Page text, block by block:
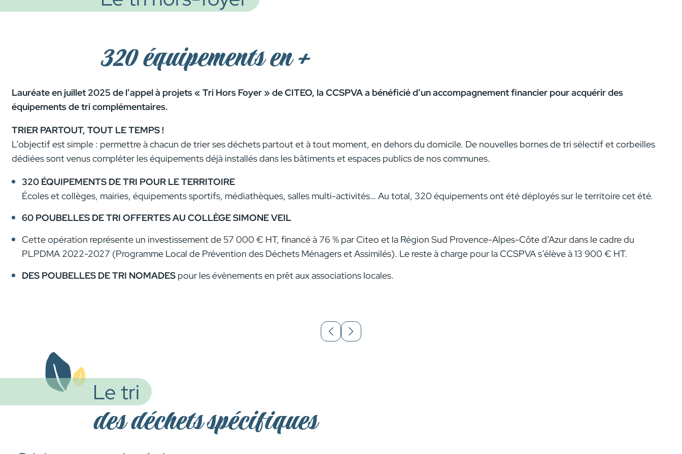
320 équipements en +
Lauréate en juillet 2025 de l’appel à projets « Tri Hors Foyer » deCITEO, la CCSPVA a bénéficié d’un accompagnement financier pour acquérir des
équipements de tri complémentaires.
TRIER PARTOUT, TOUT LE TEMPS !
L’objectif est simple : permettre à chacun de trier ses déchets partout et à tout moment, en dehors du domicile. De nouvelles bornes de tri sélectif et corbeilles
dédiées sont venus compléter les équipements déjà installés dans les bâtiments et espaces publics de nos communes.
320 ÉQUIPEMENTS DE TRI POUR LE TERRITOIRE
Écoles et collèges, mairies, équipements sportifs, médiathèques, salles multi-activités… Au total, 320 équipements ont été déployés sur le territoire cet été.
60 POUBELLES DE TRI OFFERTES AU COLLÈGE SIMONE VEIL
Cette opération représente un investissement de 57 000 € HT, financé à 76 % par Citeo et la Région Sud Provence-Alpes-Côte d’Azur dans le cadre du
PLPDMA 2022-2027 (Programme Local de Prévention des Déchets Ménagers et Assimilés). Le reste à charge pour la CCSPVA s’élève à 13 900 € HT.
DES POUBELLES DE TRI NOMADES pour les évènements en prêt aux associations locales.
Le tri
des déchets spécifiques